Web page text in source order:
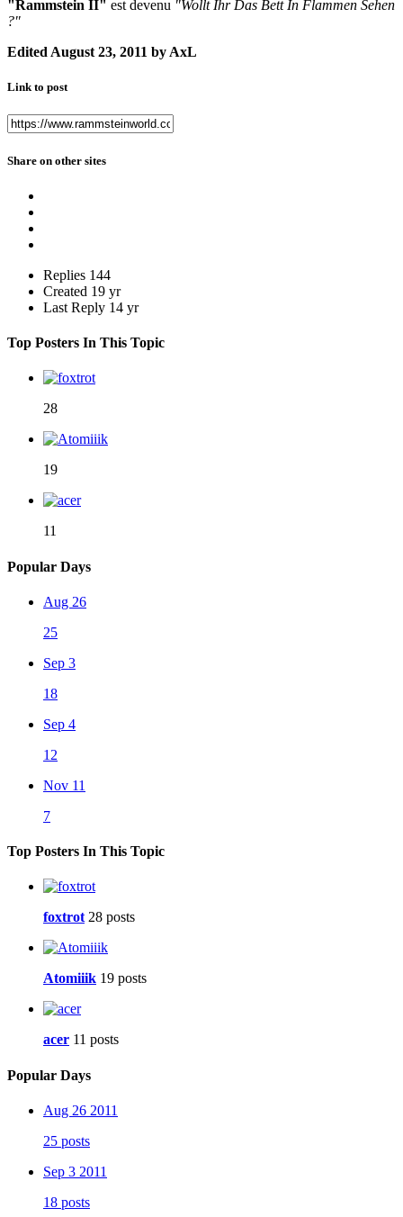
"Rammstein II" est devenu "Wollt Ihr Das Bett In Flammen Sehen
?"
Edited August 23, 2011 by AxL
Link to post
Share on other sites
Replies 144
Created 19 yr
Last Reply 14 yr
Top Posters In This Topic
28
19
11
Popular Days
Aug 26
25
Sep 3
18
Sep 4
12
Nov 11
7
Top Posters In This Topic
foxtrot 28 posts
Atomiiik 19 posts
acer 11 posts
Popular Days
Aug 26 2011
25 posts
Sep 3 2011
18 posts